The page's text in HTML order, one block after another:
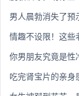
男人晨勃消失了预
情趣不设限！这些
你男朋友究竟是性
吃完肾宝片的亲身